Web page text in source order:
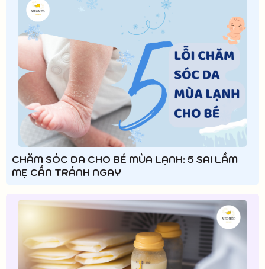
CHĂM SÓC DA CHO BÉ MÙA LẠNH: 5 SAI LẦM
MẸ CẦN TRÁNH NGAY